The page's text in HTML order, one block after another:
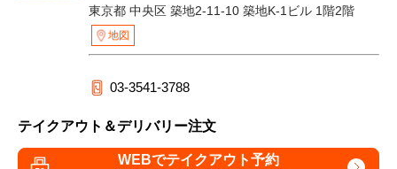
東京都 中央区 築地2-11-10 築地K-1ビル 1階2階
地図
03-3541-3788
テイクアウト＆デリバリー注文
WEBでテイクアウト予約